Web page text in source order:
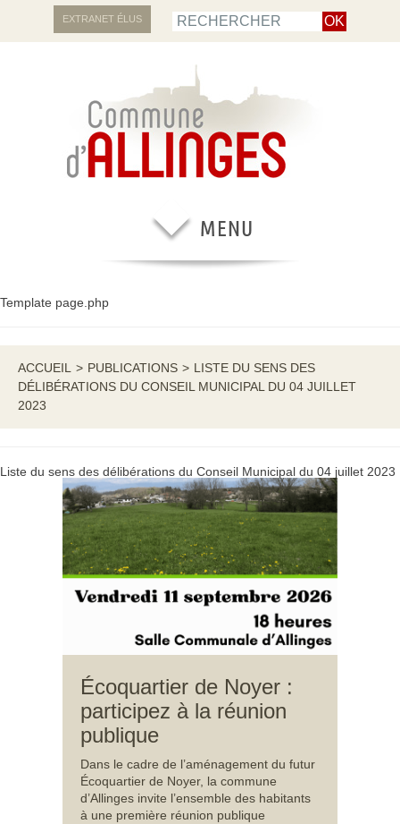
EXTRANET ÉLUS
Template page.php
ACCUEIL > PUBLICATIONS > LISTE DU SENS DES
DÉLIBÉRATIONS DU CONSEIL MUNICIPAL DU 04 JUILLET
2023
Liste du sens des délibérations du Conseil Municipal du 04 juillet 2023
Écoquartier de Noyer :
participez à la réunion
publique
Dans le cadre de l’aménagement du futur
Écoquartier de Noyer, la commune
d’Allinges invite l’ensemble des habitants
à une première réunion publique